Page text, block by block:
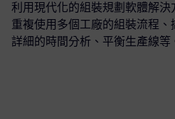
利用現代化的組裝規劃軟體解
重複使用多個工廠的組裝流程
詳細的時間分析、平衡生產線等